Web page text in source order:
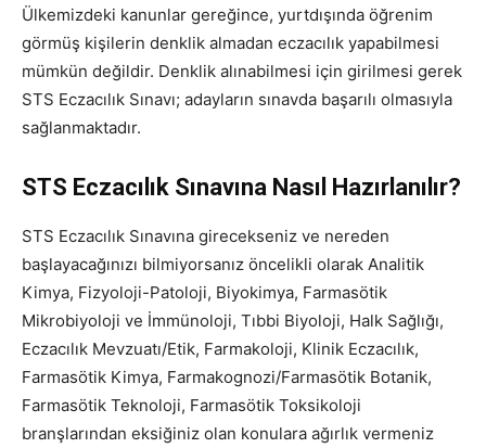
Ülkemizdeki kanunlar gereğince, yurtdışında öğrenim
görmüş kişilerin denklik almadan eczacılık yapabilmesi
mümkün değildir. Denklik alınabilmesi için girilmesi gerek
STS Eczacılık Sınavı; adayların sınavda başarılı olmasıyla
sağlanmaktadır.
STS Eczacılık Sınavına Nasıl Hazırlanılır?
STS Eczacılık Sınavına girecekseniz ve nereden
başlayacağınızı bilmiyorsanız öncelikli olarak Analitik
Kimya, Fizyoloji-Patoloji, Biyokimya, Farmasötik
Mikrobiyoloji ve İmmünoloji, Tıbbi Biyoloji, Halk Sağlığı,
Eczacılık Mevzuatı/Etik, Farmakoloji, Klinik Eczacılık,
Farmasötik Kimya, Farmakognozi/Farmasötik Botanik,
Farmasötik Teknoloji, Farmasötik Toksikoloji
branşlarından eksiğiniz olan konulara ağırlık vermeniz